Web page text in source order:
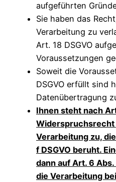
aufgeführten
Sie haben das
Verarbeitung zu
Art. 18 DSGVO
Voraussetzungen
Soweit die
DSGVO erfüllt sind
Datenübertragung
Ihnen steht nach
Widerspruchsrecht
Verarbeitung zu,
f DSGVO beruht.
dann auf Art. 6 Abs.
die Verarbeitung